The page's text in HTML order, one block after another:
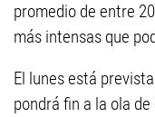
promedio de entre
más intensas que
El lunes está
pondrá fin a la ola